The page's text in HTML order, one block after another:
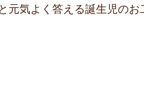
元気よく答える誕生児のお